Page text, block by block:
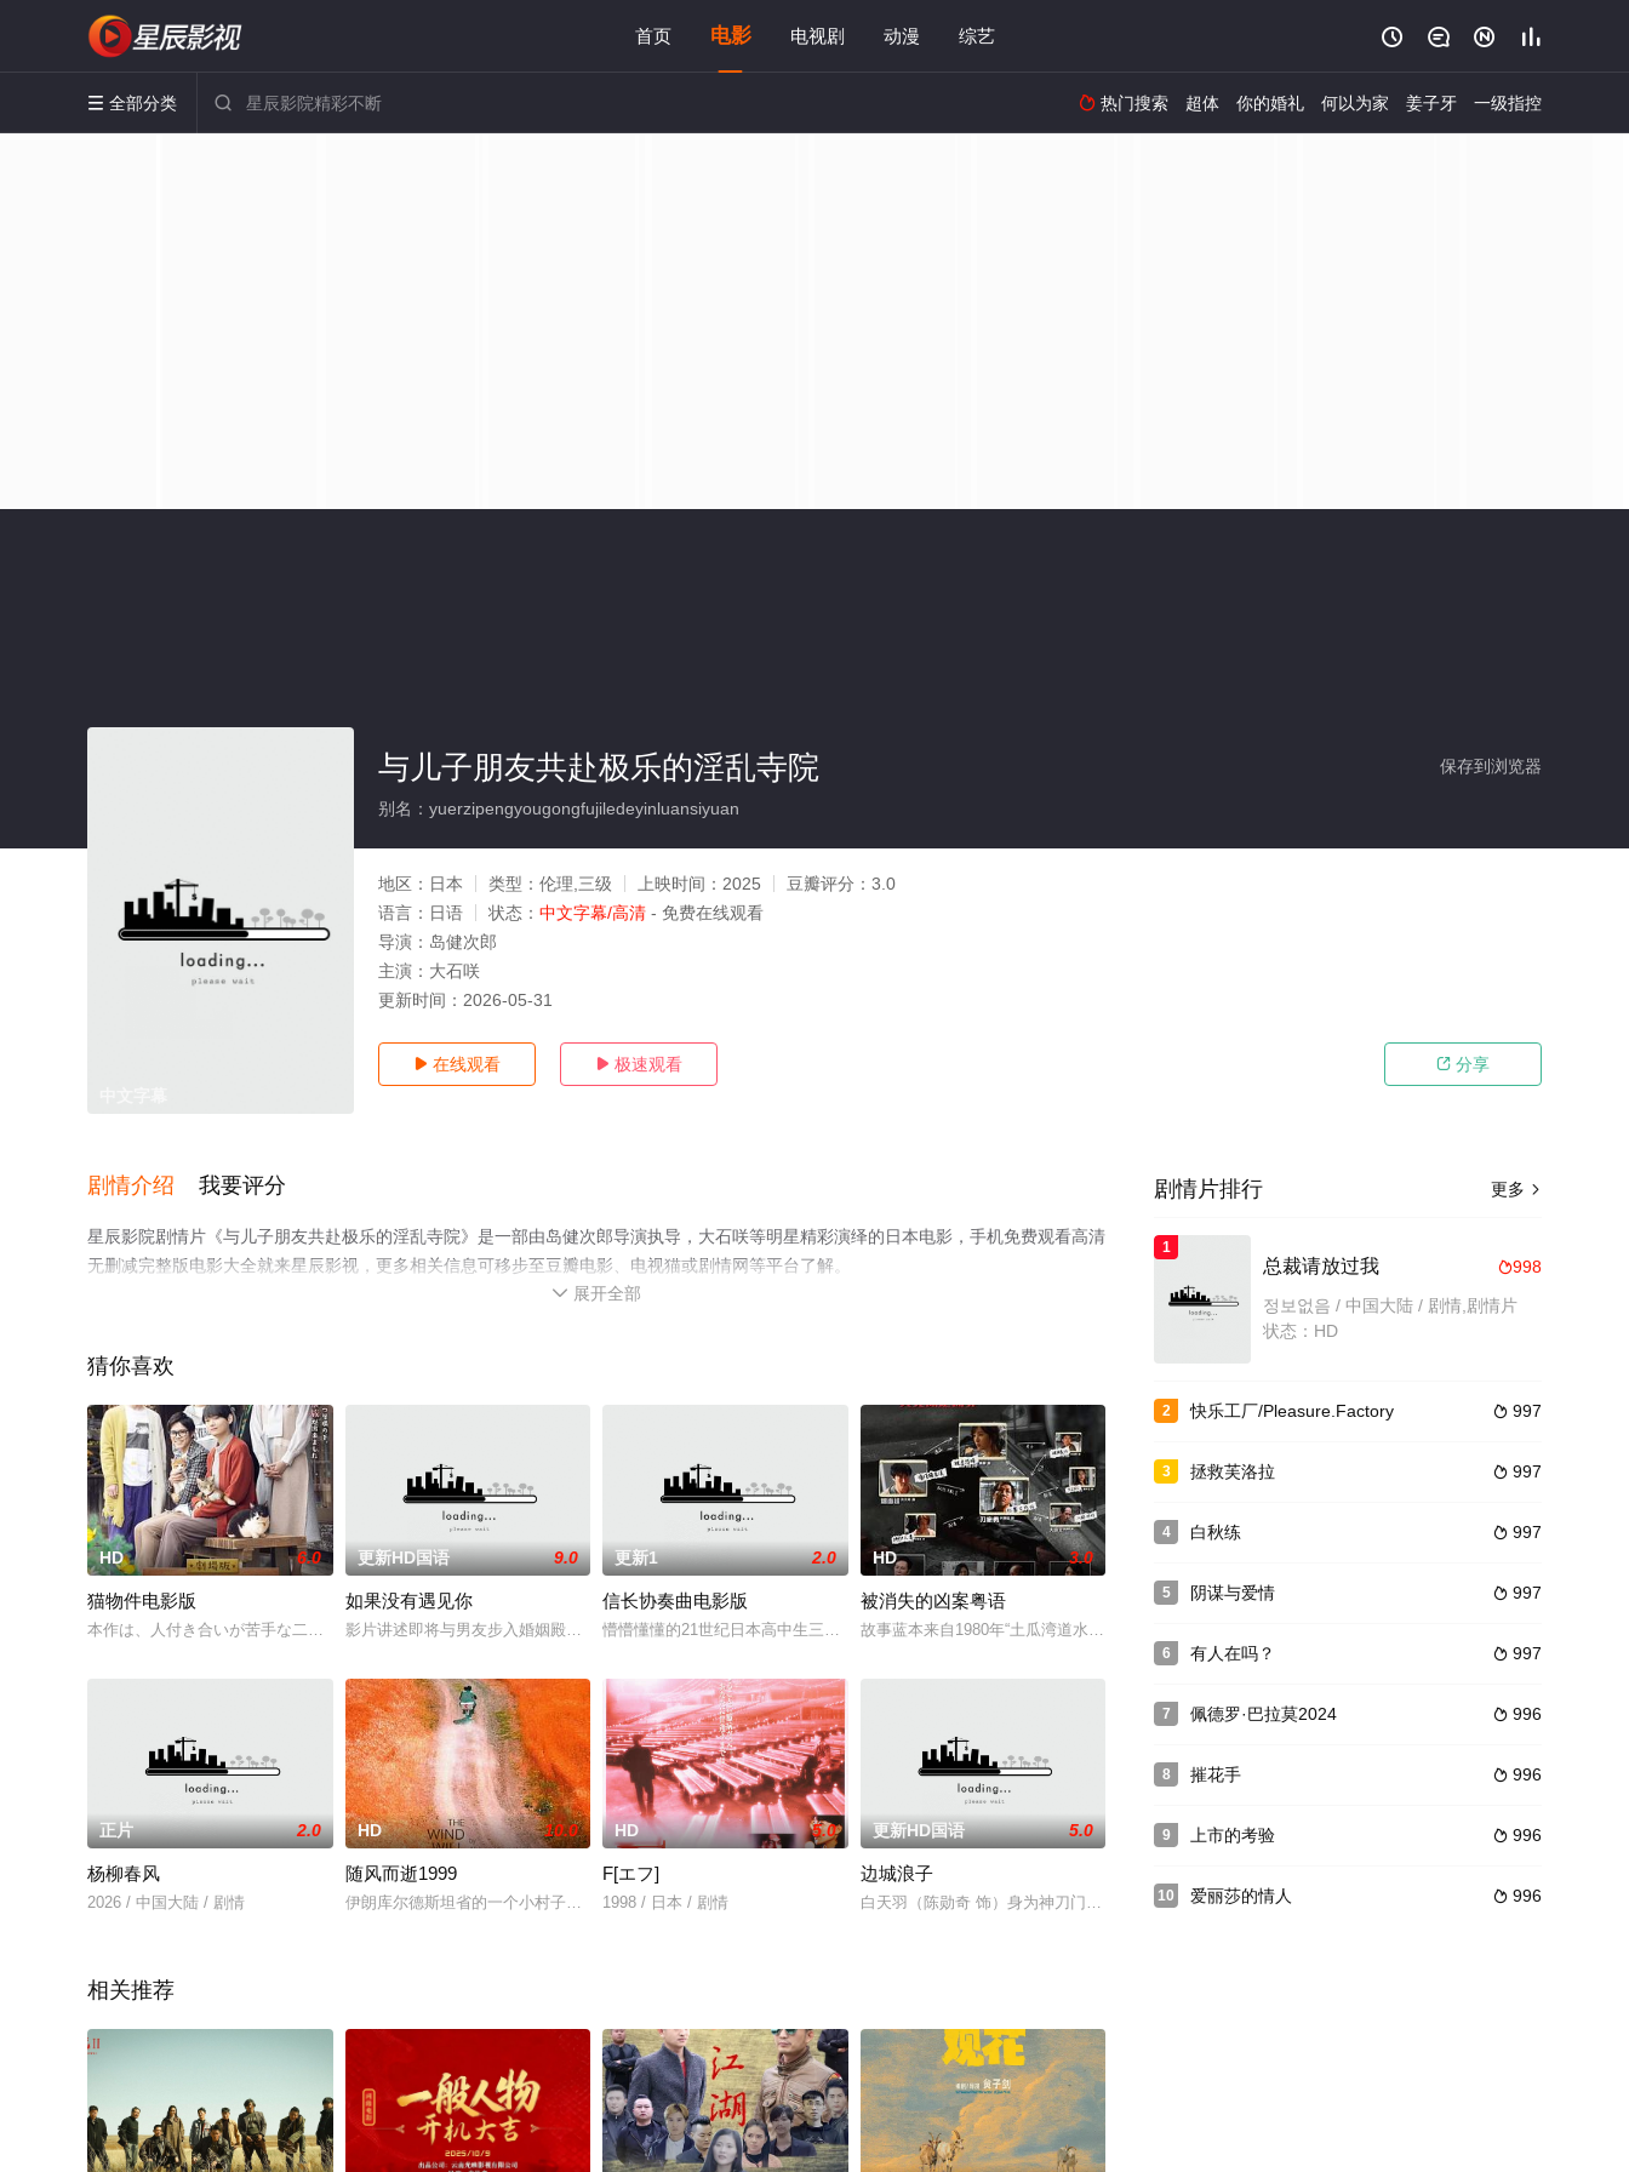
首页 电影 电视剧 动漫 综艺    
 全部分类   热门搜索 超体 你的婚礼 何以为家 姜子牙 一级指控
保存到浏览器
与儿子朋友共赴极乐的淫乱寺院
别名：yuerzipengyougongfujiledeyinluansiyuan
地区： 日本 类型： 伦理,三级 上映时间： 2025 豆瓣评分： 3.0
语言： 日语 状态： 中文字幕/高清 - 免费在线观看
导演： 岛健次郎
主演： 大石咲
更新时间： 2026-05-31
 在线观看  极速观看  分享
剧情介绍 我要评分
星辰影院剧情片《与儿子朋友共赴极乐的淫乱寺院》是一部由岛健次郎导演执导，大石咲等明星精彩演绎的日本电影，手机免费观看高清
无删减完整版电影大全就来星辰影视，更多相关信息可移步至豆瓣电影、电视猫或剧情网等平台了解。
 展开全部
猜你喜欢
HD 6.0
猫物件电影版
本作は、人付き合いが苦手な二星優斗が始めた猫付きシェアハウス?二星ハイツを舞台とする物語。優斗が幼い頃に離
更新HD国语 9.0
如果没有遇见你
影片讲述即将与男友步入婚姻殿堂的女孩儿茹菓（阳蕾饰）发现男友出轨后意欲轻生，被一总裁刘俊浩（连凯饰）所救，
更新1 2.0
信长协奏曲电影版
懵懵懂懂的21世纪日本高中生三郎（小栗旬饰），在意外穿越了时空后，居然来到了风起云涌的战国时代。不知为何和
HD 3.0
被消失的凶案粤语
故事蓝本来自1980年“土瓜湾道水箱藏尸案”，杀人凶手承认杀人之后，去到终审法院，陪审团一致裁定自卫杀
正片 2.0
杨柳春风
2026 / 中国大陆 / 剧情
HD 10.0
随风而逝1999
伊朗库尔德斯坦省的一个小村子里来了一群工程师。村民们对这群突然来到的外来人议论纷纷，好奇他们来此地的目的。
HD 5.0
F[エフ]
1998 / 日本 / 剧情
更新HD国语 5.0
边城浪子
白天羽（陈勋奇 饰）身为神刀门门主，却意外惨死在边城梅花庵，一晃眼二十年过去，白天羽的儿子傅红雪（
相关推荐
更多 
剧情片排行
1
998
总裁请放过我
정보없음 / 中国大陆 / 剧情,剧情片
状态：HD
2  997
快乐工厂/Pleasure.Factory
3  997
拯救芙洛拉
4  997
白秋练
5  997
阴谋与爱情
6  997
有人在吗？
7  996
佩德罗·巴拉莫2024
8  996
摧花手
9  996
上市的考验
10  996
爱丽莎的情人